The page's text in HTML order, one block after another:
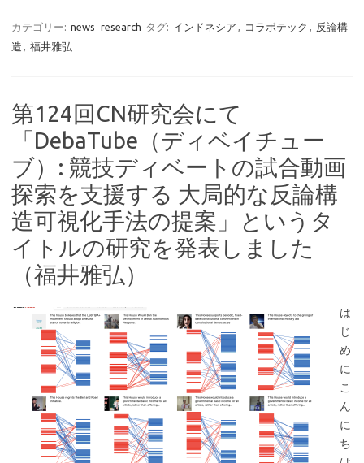
カテゴリー: news research タグ: インドネシア , コラボテック , 反論構
造 , 福井雅弘
第124回CN研究会にて
「DebaTube（ディベイチュー
ブ）: 競技ディベートの試合動画
探索を支援する 大局的な反論構
造可視化手法の提案」というタ
イトルの研究を発表しました
（福井雅弘）
は
じ
め
に
こ
ん
に
ち